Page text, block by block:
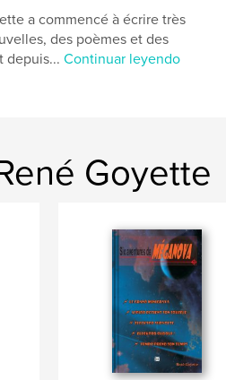
a commencé à écrire très
des poèmes et des
depuis...Continuar leyendo
Goyette